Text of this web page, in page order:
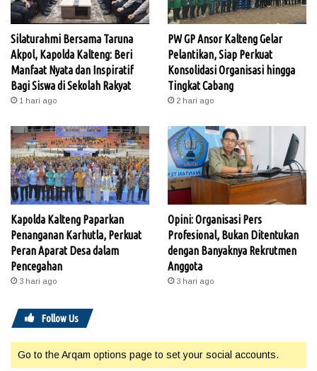
Silaturahmi Bersama Taruna
Akpol, Kapolda Kalteng: Beri
Manfaat Nyata dan Inspiratif
Bagi Siswa di Sekolah Rakyat
1 hari ago
PW GP Ansor Kalteng Gelar
Pelantikan, Siap Perkuat
Konsolidasi Organisasi hingga
Tingkat Cabang
2 hari ago
Kapolda Kalteng Paparkan
Penanganan Karhutla, Perkuat
Peran Aparat Desa dalam
Pencegahan
3 hari ago
Opini: Organisasi Pers
Profesional, Bukan Ditentukan
dengan Banyaknya Rekrutmen
Anggota
3 hari ago
Follow Us
Go to the Arqam options page to set your social accounts.